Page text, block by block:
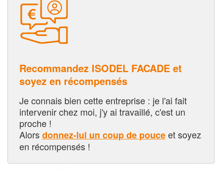
Recommandez ISODEL FACADE et
soyez en récompensés
Je connais bien cette entreprise : je l'ai fait
intervenir chez moi, j'y ai travaillé, c'est un
proche !
Alorsdonnez-lui un coup de pouceet soyez
en récompensés !